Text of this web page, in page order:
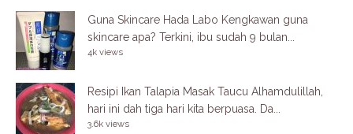
Guna Skincare Hada Labo Kengkawan guna
skincare apa? Terkini, ibu sudah 9 bulan...
4k views
Resipi Ikan Talapia Masak Taucu Alhamdulillah,
hari ini dah tiga hari kita berpuasa. Da...
3.6k views